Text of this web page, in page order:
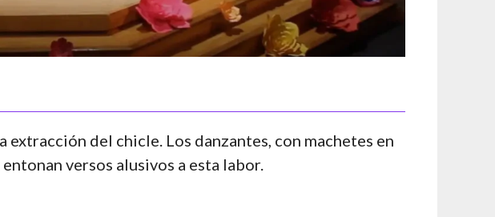
del chicle. Los danzantes, con machetes en
versos alusivos a esta labor.